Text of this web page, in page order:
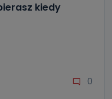
kiedy
0